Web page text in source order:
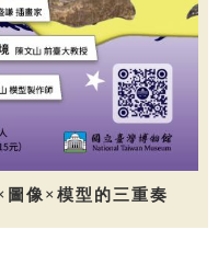
圖像×模型的三重奏